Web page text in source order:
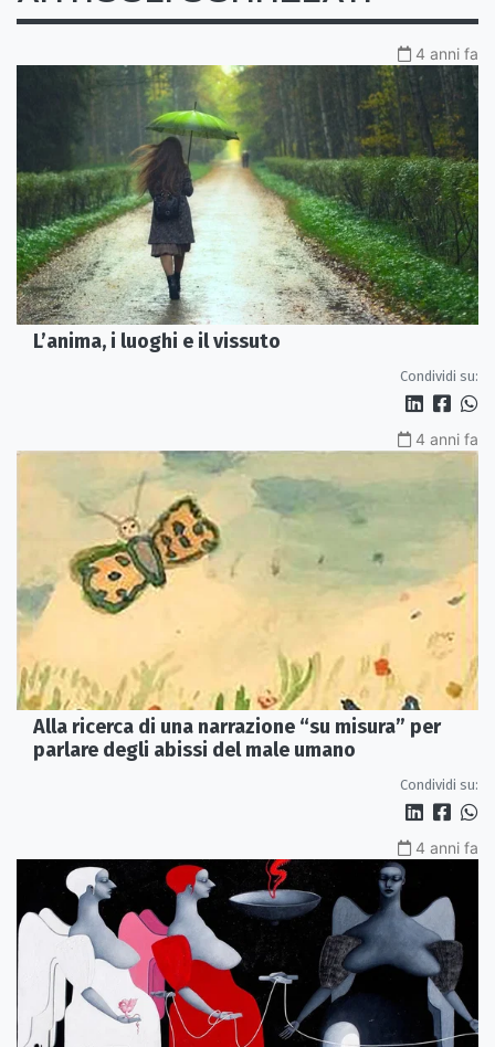
4 anni fa
L’anima, i luoghi e il vissuto
Condividi su:
4 anni fa
Alla ricerca di una narrazione “su misura” per
parlare degli abissi del male umano
Condividi su:
4 anni fa